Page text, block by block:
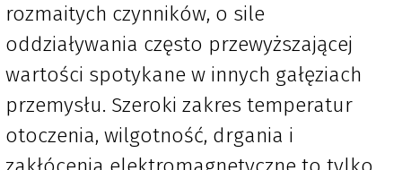
rozmaitych czynników, o sile
oddziaływania często przewyższającej
wartości spotykane w innych gałęziach
przemysłu. Szeroki zakres temperatur
otoczenia, wilgotność, drgania i